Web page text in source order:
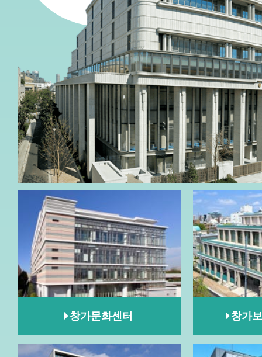
창가문화센터 창가